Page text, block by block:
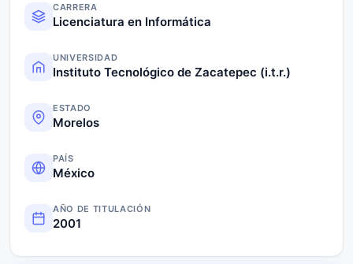
CARRERA
Licenciatura en Informática
UNIVERSIDAD
Instituto Tecnológico de Zacatepec (i.t.r.)
ESTADO
Morelos
PAÍS
México
AÑO DE TITULACIÓN
2001